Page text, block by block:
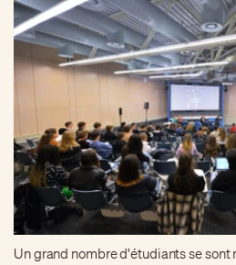
Un grand nombre d'étudiants se sont